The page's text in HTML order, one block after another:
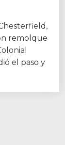
remolque
el paso y